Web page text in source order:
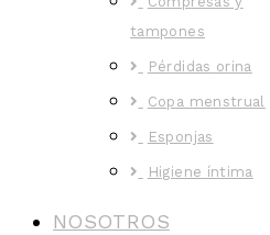
tampones
Pérdidas orina
Copa menstrual
Esponjas
Higiene íntima
NOSOTROS